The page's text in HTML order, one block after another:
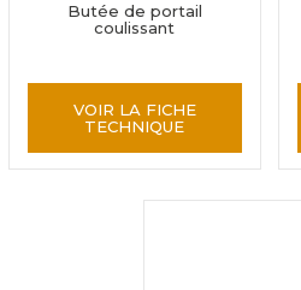
Butée de portail
coulissant
VOIR LA FICHE
TECHNIQUE